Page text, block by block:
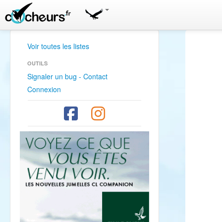
Voir toutes les listes
OUTILS
Signaler un bug - Contact
Connexion